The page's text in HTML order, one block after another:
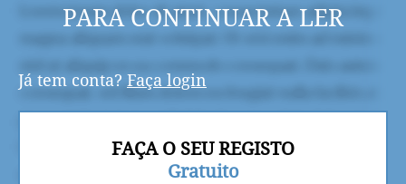
PARA CONTINUAR A LER
Já tem conta? Faça login
FAÇA O SEU REGISTO
Gratuito